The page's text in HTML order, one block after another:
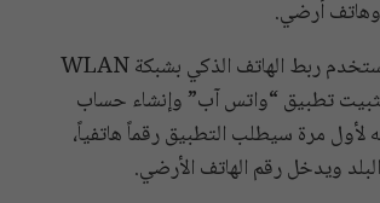
في البداية على المستخدم ربط الهاتف الذكي بشبكة WLAN
تثبيت تطبيق “واتس آب” وإنشاء حساب
مرة سيطلب التطبيق رقماً هاتفياً،
ويدخل رقم الهاتف الأرضي.